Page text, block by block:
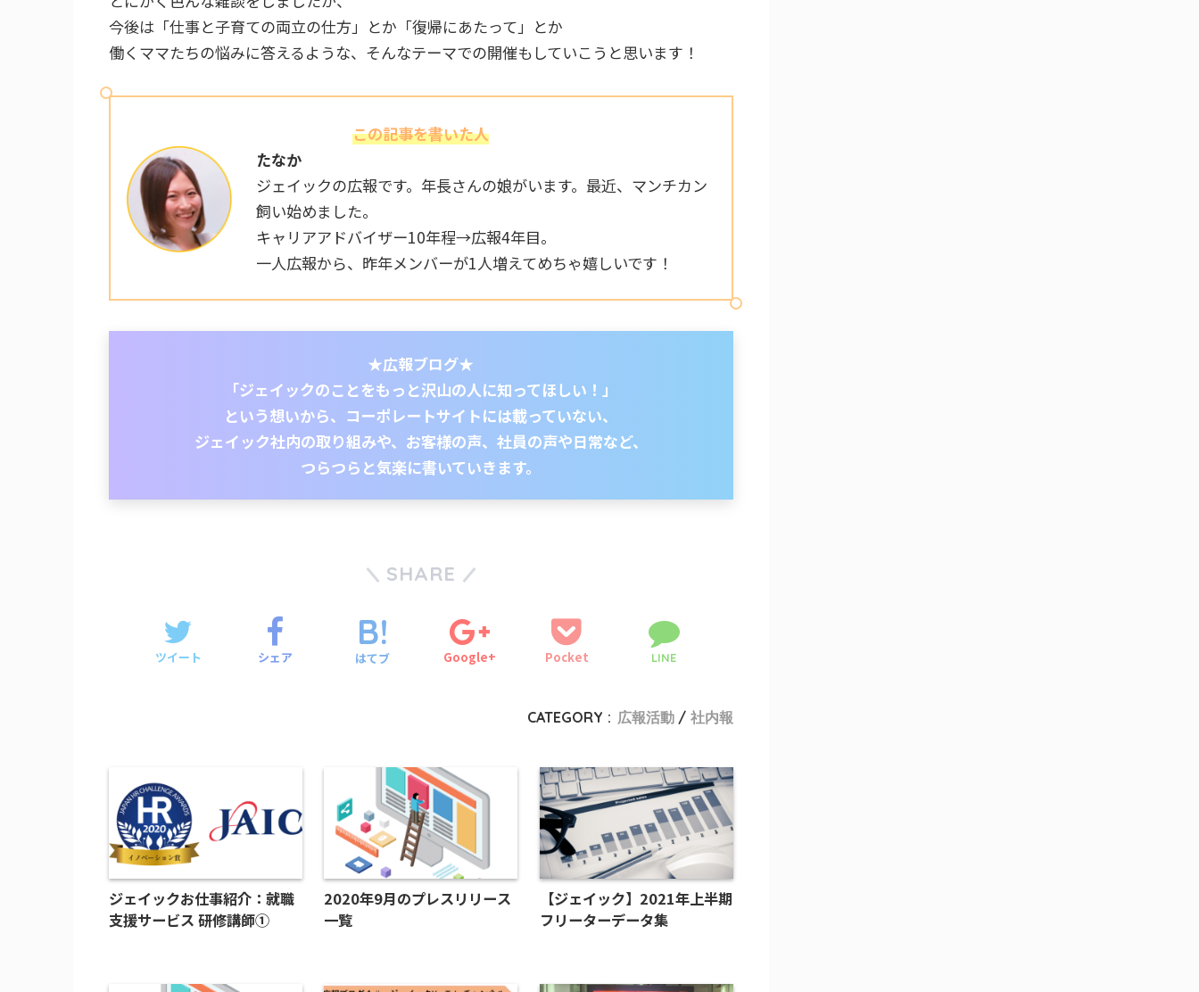
今後は「仕事と子育ての両立の仕方」とか「復帰にあたって」とか
働くママたちの悩みに答えるような、そんなテーマでの開催もしていこうと思います！
この記事を書いた人
たなか
ジェイックの広報です。年長さんの娘がいます。最近、マンチカン
飼い始めました。
キャリアアドバイザー10年程→広報4年目。
一人広報から、昨年メンバーが1人増えてめちゃ嬉しいです！
★広報ブログ★
「ジェイックのことをもっと沢山の人に知ってほしい！」
という想いから、コーポレートサイトには載っていない、
ジェイック社内の取り組みや、お客様の声、社員の声や日常など、
つらつらと気楽に書いていきます。
SHARE
ツイート シェア はてブ Google+ Pocket LINE
CATEGORY : 広報活動 社内報
ジェイックお仕事紹介：就職
支援サービス 研修講師①
2020年9月のプレスリリース
一覧
【ジェイック】2021年上半期
フリーターデータ集